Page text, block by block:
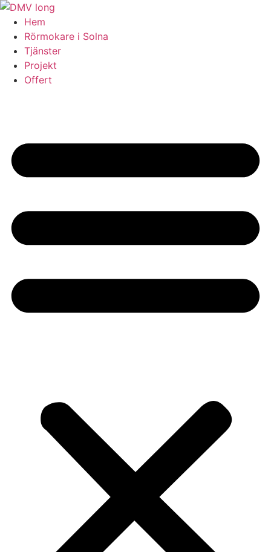
Skip
content
Hem
Rörmokare i Solna
Tjänster
Projekt
Offert